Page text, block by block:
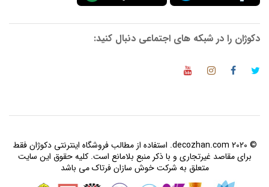
دکوژان را در شبکه های اجتماعی دنبال کنید:
© 2020 decozhan.com. استفاده از مطالب فروشگاه اینترنتی دکوژان فقط
برای مقاصد غیرتجاری و با ذکر منبع بلامانع است. کلیه حقوق این سایت
متعلق به شرکت خوش سازان فرتاک می باشد